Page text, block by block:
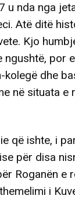
u nda nga
Atë ditë
Kjo
por
dhe
në situata e
që ishte, i
për disa
Roganën e
i